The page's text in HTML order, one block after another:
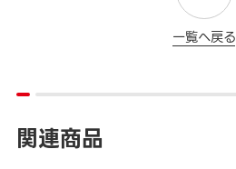
一覧へ戻る
関連商品